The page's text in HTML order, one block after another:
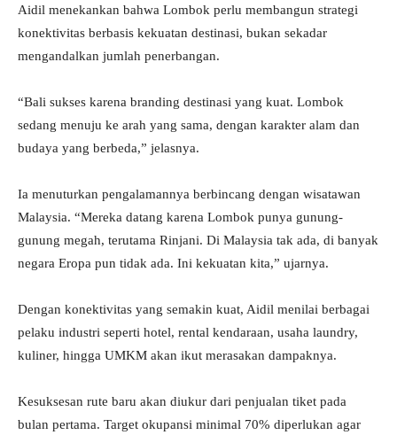
Aidil menekankan bahwa Lombok perlu membangun strategi
konektivitas berbasis kekuatan destinasi, bukan sekadar
mengandalkan jumlah penerbangan.
“Bali sukses karena branding destinasi yang kuat. Lombok
sedang menuju ke arah yang sama, dengan karakter alam dan
budaya yang berbeda,” jelasnya.
Ia menuturkan pengalamannya berbincang dengan wisatawan
Malaysia. “Mereka datang karena Lombok punya gunung-
gunung megah, terutama Rinjani. Di Malaysia tak ada, di banyak
negara Eropa pun tidak ada. Ini kekuatan kita,” ujarnya.
Dengan konektivitas yang semakin kuat, Aidil menilai berbagai
pelaku industri seperti hotel, rental kendaraan, usaha laundry,
kuliner, hingga UMKM akan ikut merasakan dampaknya.
Kesuksesan rute baru akan diukur dari penjualan tiket pada
bulan pertama. Target okupansi minimal 70% diperlukan agar